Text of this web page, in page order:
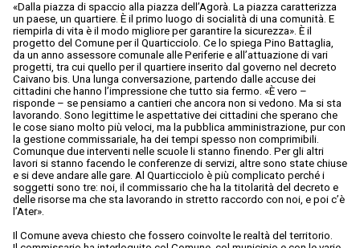
«Dalla piazza di spaccio alla piazza dell’Agorà. La piazza caratterizza
un paese, un quartiere. È il primo luogo di socialità di una comunità. E
riempirla di vita è il modo migliore per garantire la sicurezza». È il
progetto del Comune per il Quarticciolo. Ce lo spiega Pino Battaglia,
da un anno assessore comunale alle Periferie e all’attuazione di vari
progetti, tra cui quello per il quartiere inserito dal governo nel decreto
Caivano bis. Una lunga conversazione, partendo dalle accuse dei
cittadini che hanno l’impressione che tutto sia fermo. «È vero –
risponde – se pensiamo a cantieri che ancora non si vedono. Ma si sta
lavorando. Sono legittime le aspettative dei cittadini che sperano che
le cose siano molto più veloci, ma la pubblica amministrazione, pur con
la gestione commissariale, ha dei tempi spesso non comprimibili.
Comunque due interventi nelle scuole li stanno finendo. Per gli altri
lavori si stanno facendo le conferenze di servizi, altre sono state chiuse
e si deve andare alle gare. Al Quarticciolo è più complicato perché i
soggetti sono tre: noi, il commissario che ha la titolarità del decreto e
delle risorse ma che sta lavorando in stretto raccordo con noi, e poi c’è
l’Ater».
Il Comune aveva chiesto che fossero coinvolte le realtà del territorio.